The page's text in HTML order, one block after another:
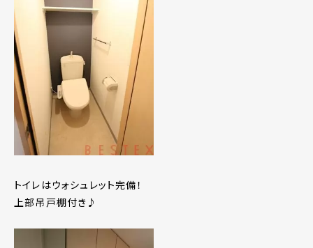
トイレはウォシュレット完備！
上部吊戸棚付き♪